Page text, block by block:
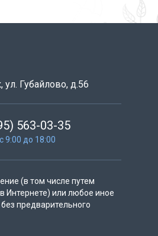
ул. Губайлово, д.56
563-03-35
9:00 до 18:00
(в том числе путем
Интернете) или любое иное
предварительного